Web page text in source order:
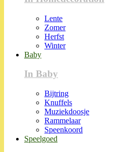
Lente
Zomer
Herfst
Winter
Baby
In Baby
Bijtring
Knuffels
Muziekdoosje
Rammelaar
Speenkoord
Speelgoed